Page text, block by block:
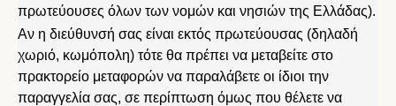
πρωτεύουσες όλων των νομών και νησιών της Ελλάδας).
Αν η διεύθυνσή σας είναι εκτός πρωτεύουσας (δηλαδή
χωριό, κωμόπολη) τότε θα πρέπει να μεταβείτε στο
πρακτορείο μεταφορών να παραλάβετε οι ίδιοι την
παραγγελία σας, σε περίπτωση όμως που θέλετε να